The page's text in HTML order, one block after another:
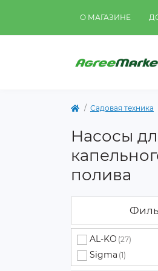
О МАГАЗИНЕ
Садовая техника
Насосы
полива
AL-KO (27)
Sigma (1)